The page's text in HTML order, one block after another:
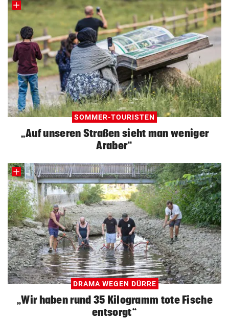
SOMMER-TOURISTEN
„Auf unseren Straßen sieht man weniger
Araber“
DRAMA WEGEN DÜRRE
„Wir haben rund 35 Kilogramm tote Fische
entsorgt“